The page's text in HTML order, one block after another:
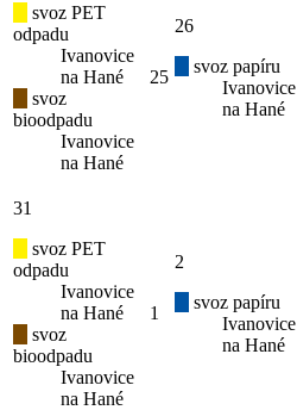
svoz PET
odpadu
Ivanovice
na Hané
svoz
bioodpadu
Ivanovice
na Hané
25
26
svoz papíru
Ivanovice
na Hané
31
svoz PET
odpadu
Ivanovice
na Hané
svoz
bioodpadu
Ivanovice
na Hané
1
2
svoz papíru
Ivanovice
na Hané